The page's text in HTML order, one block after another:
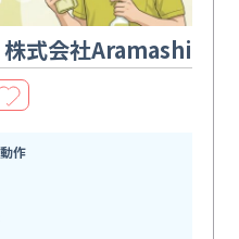
株式会社Aramashi
作